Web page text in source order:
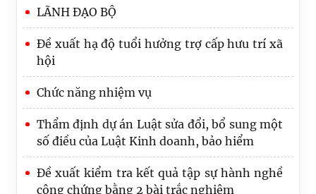
LÃNH ĐẠO BỘ
Đề xuất hạ độ tuổi hưởng trợ cấp hưu trí xã
hội
Chức năng nhiệm vụ
Thẩm định dự án Luật sửa đổi, bổ sung một
số điều của Luật Kinh doanh, bảo hiểm
Đề xuất kiểm tra kết quả tập sự hành nghề
công chứng bằng 2 bài trắc nghiệm
Lấy người bị thiệt hại làm trung tâm trong